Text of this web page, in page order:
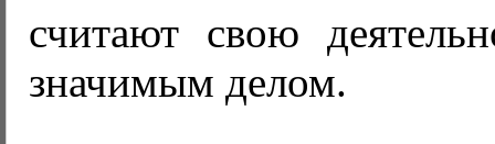
считают свою
значимым делом.